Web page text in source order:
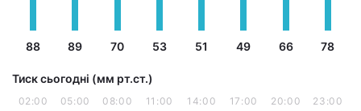
88 89 70 53 51 49 66 78
Тиск сьогодні (мм рт.ст.)
02:00 05:00 08:00 11:00 14:00 17:00 20:00 23:00